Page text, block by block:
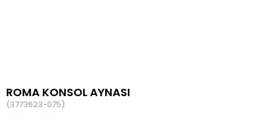
ROMA KONSOL AYNASI
(3773623-075)